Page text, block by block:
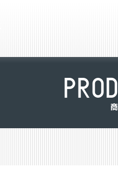
PROD
商